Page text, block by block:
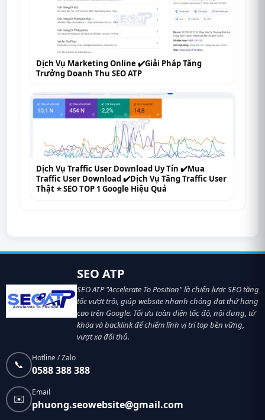
Dịch Vụ Marketing Online ✔️Giải Pháp Tăng
Trưởng Doanh Thu SEO ATP
Dịch Vụ Traffic User Download Uy Tín ✔️Mua
Traffic User Download ✔️Dịch Vụ Tăng Traffic User
Thật ⭐ SEO TOP 1 Google Hiệu Quả
SEO ATP
SEO ATP "Accelerate To Position" là chiến lược SEO tăng
tốc vượt trội, giúp website nhanh chóng đạt thứ hạng
cao trên Google. Tối ưu toàn diện tốc độ, nội dung, từ
khóa và backlink để chiếm lĩnh vị trí top bền vững,
vượt xa đối thủ.
📞
Hotline / Zalo
0588 388 388
✉️
Email
phuong.seowebsite@gmail.com